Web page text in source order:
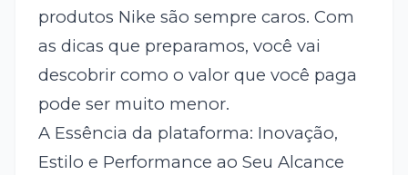
produtos Nike são sempre caros. Com
as dicas que preparamos, você vai
descobrir como o valor que você paga
pode ser muito menor.
A Essência da plataforma: Inovação,
Estilo e Performance ao Seu Alcance